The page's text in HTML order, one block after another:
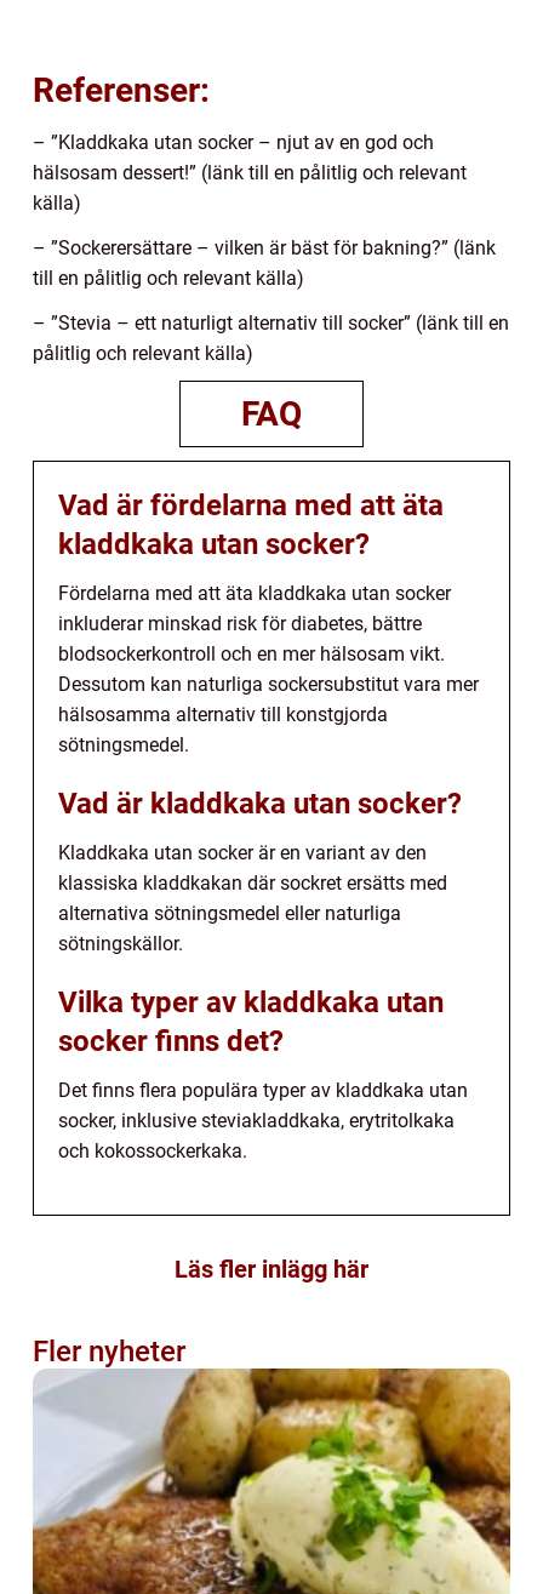
Referenser:
– ”Kladdkaka utan socker – njut av en god och
hälsosam dessert!” (länk till en pålitlig och relevant
källa)
– ”Sockerersättare – vilken är bäst för bakning?” (länk
till en pålitlig och relevant källa)
– ”Stevia – ett naturligt alternativ till socker” (länk till en
pålitlig och relevant källa)
FAQ
Vad är fördelarna med att äta
kladdkaka utan socker?
Fördelarna med att äta kladdkaka utan socker
inkluderar minskad risk för diabetes, bättre
blodsockerkontroll och en mer hälsosam vikt.
Dessutom kan naturliga sockersubstitut vara mer
hälsosamma alternativ till konstgjorda
sötningsmedel.
Vad är kladdkaka utan socker?
Kladdkaka utan socker är en variant av den
klassiska kladdkakan där sockret ersätts med
alternativa sötningsmedel eller naturliga
sötningskällor.
Vilka typer av kladdkaka utan
socker finns det?
Det finns flera populära typer av kladdkaka utan
socker, inklusive steviakladdkaka, erytritolkaka
och kokossockerkaka.
Läs fler inlägg här
Fler nyheter